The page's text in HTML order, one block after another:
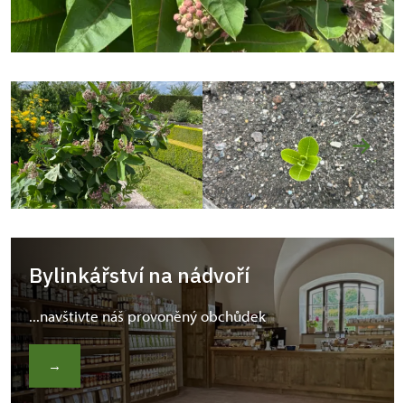
Bylinkářství na nádvoří
...navštivte náš provoněný obchůdek
→